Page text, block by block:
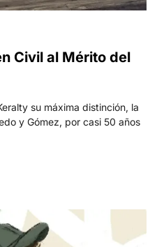
Civil al Mérito del
su máxima distinción, la
y Gómez, por casi 50 años